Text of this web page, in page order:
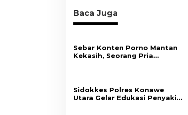
Baca Juga
Sebar Konten Porno Mantan
Kekasih, Seorang Pria
Sidokkes Polres Konawe
Utara Gelar Edukasi Penyakit